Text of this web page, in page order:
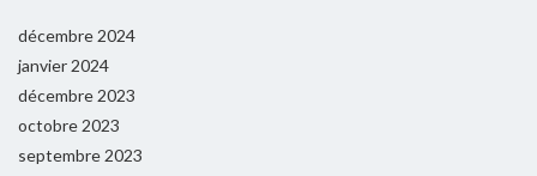
décembre 2024
janvier 2024
décembre 2023
octobre 2023
septembre 2023